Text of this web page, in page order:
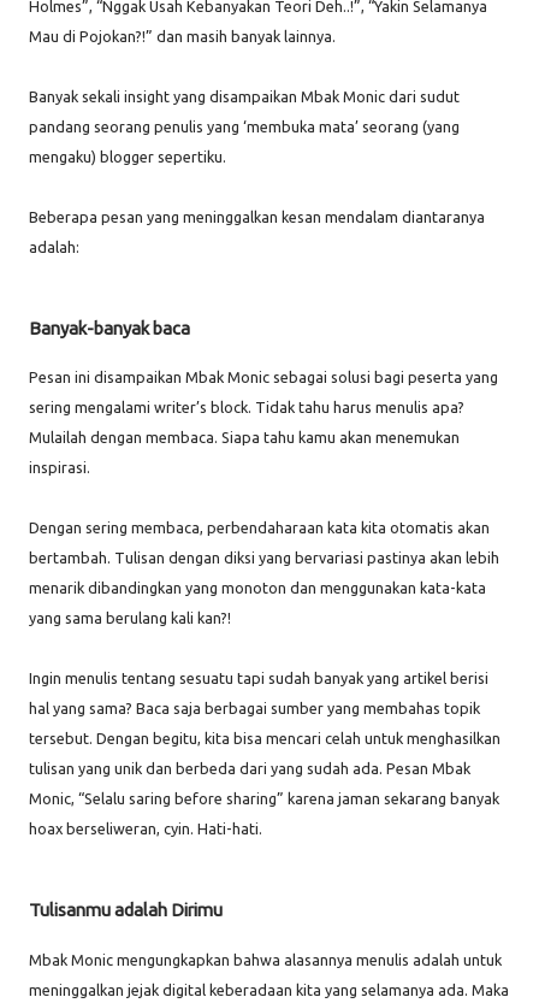
Holmes”, “Nggak Usah Kebanyakan Teori Deh..!”, “Yakin Selamanya
Mau di Pojokan?!” dan masih banyak lainnya.
Banyak sekali insight yang disampaikan Mbak Monic dari sudut
pandang seorang penulis yang ‘membuka mata’ seorang (yang
mengaku) blogger sepertiku.
Beberapa pesan yang meninggalkan kesan mendalam diantaranya
adalah:
Banyak-banyak baca
Pesan ini disampaikan Mbak Monic sebagai solusi bagi peserta yang
sering mengalami writer’s block. Tidak tahu harus menulis apa?
Mulailah dengan membaca. Siapa tahu kamu akan menemukan
inspirasi.
Dengan sering membaca, perbendaharaan kata kita otomatis akan
bertambah. Tulisan dengan diksi yang bervariasi pastinya akan lebih
menarik dibandingkan yang monoton dan menggunakan kata-kata
yang sama berulang kali kan?!
Ingin menulis tentang sesuatu tapi sudah banyak yang artikel berisi
hal yang sama? Baca saja berbagai sumber yang membahas topik
tersebut. Dengan begitu, kita bisa mencari celah untuk menghasilkan
tulisan yang unik dan berbeda dari yang sudah ada. Pesan Mbak
Monic, “Selalu saring before sharing” karena jaman sekarang banyak
hoax berseliweran, cyin. Hati-hati.
Tulisanmu adalah Dirimu
Mbak Monic mengungkapkan bahwa alasannya menulis adalah untuk
meninggalkan jejak digital keberadaan kita yang selamanya ada. Maka